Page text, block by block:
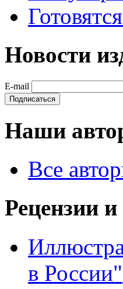
Новости
E-mail
Наши
Все
Рецензии и
в России"